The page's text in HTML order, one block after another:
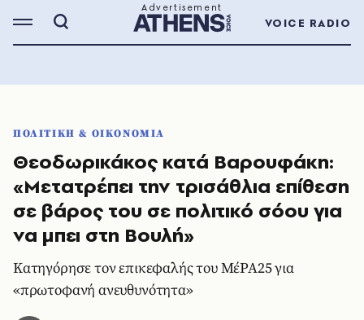
VOICE RADIO
ΠΟΛΙΤΙΚΗ & ΟΙΚΟΝΟΜΙΑ
Θεοδωρικάκος κατά Βαρουφάκη:
«Μετατρέπει την τρισάθλια επίθεση
σε βάρος του σε πολιτικό σόου για
να μπει στη Βουλή»
Κατηγόρησε τον επικεφαλής του ΜέΡΑ25 για
«πρωτοφανή ανευθυνότητα»